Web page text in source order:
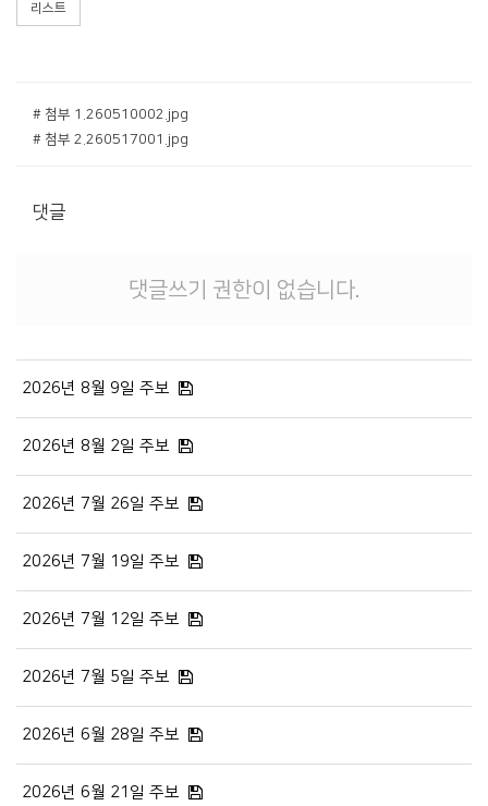
리스트
# 첨부 1.260510002.jpg
# 첨부 2.260517001.jpg
댓글
댓글쓰기 권한이 없습니다.
2026년 8월 9일 주보
2026년 8월 2일 주보
2026년 7월 26일 주보
2026년 7월 19일 주보
2026년 7월 12일 주보
2026년 7월 5일 주보
2026년 6월 28일 주보
2026년 6월 21일 주보